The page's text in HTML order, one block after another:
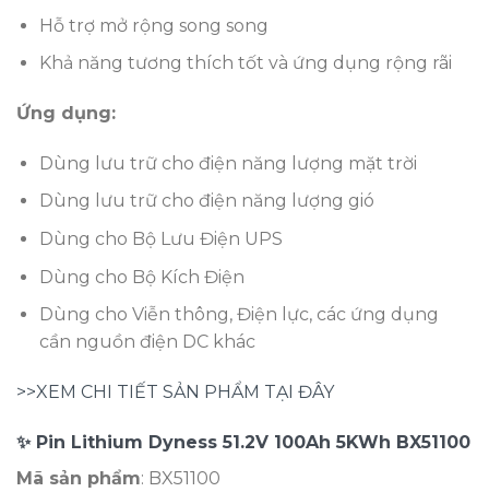
Hỗ trợ mở rộng song song
Khả năng tương thích tốt và ứng dụng rộng rãi
Ứng dụng:
Dùng lưu trữ cho điện năng lượng mặt trời
Dùng lưu trữ cho điện năng lượng gió
Dùng cho Bộ Lưu Điện UPS
Dùng cho Bộ Kích Điện
Dùng cho Viễn thông, Điện lực, các ứng dụng
cần nguồn điện DC khác
>>XEM CHI TIẾT SẢN PHẨM TẠI ĐÂY
✨ Pin Lithium Dyness 51.2V 100Ah 5KWh BX51100
Mã sản phẩm: BX51100